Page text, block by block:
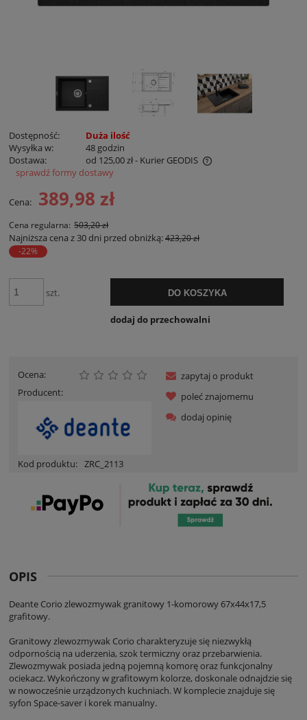
Dostępność:
Duża ilość
Wysyłka w:
48 godzin
Dostawa:
od 125,00 zł- Kurier GEODIS
Cena nie zawiera ewentualnych kosztów płatności
sprawdź formy dostawy
Cena: 389,98 zł
Cena regularna: 503,20 zł
Najniższa cena z 30 dni przed obniżką:423,20 zł
-22%
szt. DO KOSZYKA
dodaj do przechowalni
Ocena:
Producent:
Kod produktu: ZRC_2113
zapytaj o produkt
poleć znajomemu
dodaj opinię
OPIS
Deante Corio zlewozmywak granitowy 1-komorowy 67x44x17,5
grafitowy.
Granitowy zlewozmywak Corio charakteryzuje się niezwykłą
odpornością na uderzenia, szok termiczny oraz przebarwienia.
Zlewozmywak posiada jedną pojemną komorę oraz funkcjonalny
ociekacz. Wykończony w grafitowym kolorze, doskonale odnajdzie się
w nowocześnie urządzonych kuchniach. W komplecie znajduje się
syfon Space-saver i korek manualny.